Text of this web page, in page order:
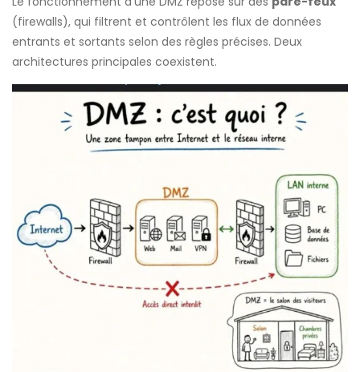
(firewalls), qui filtrent et contrôlent les flux de données
entrants et sortants selon des règles précises. Deux
architectures principales coexistent.